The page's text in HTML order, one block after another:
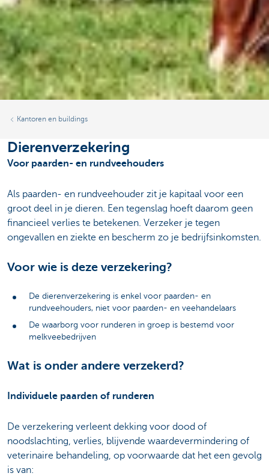
Kantoren en buildings
Dierenverzekering
Voor paarden- en rundveehouders
Als paarden- en rundveehouder zit je kapitaal voor een
groot deel in je dieren. Een tegenslag hoeft daarom geen
financieel verlies te betekenen. Verzeker je tegen
ongevallen en ziekte en bescherm zo je bedrijfsinkomsten.
Voor wie is deze verzekering?
De dierenverzekering is enkel voor paarden- en
rundveehouders, niet voor paarden- en veehandelaars
De waarborg voor runderen in groep is bestemd voor
melkveebedrijven
Wat is onder andere verzekerd?
Individuele paarden of runderen
De verzekering verleent dekking voor dood of
noodslachting, verlies, blijvende waardevermindering of
veterinaire behandeling, op voorwaarde dat het een gevolg
is van: